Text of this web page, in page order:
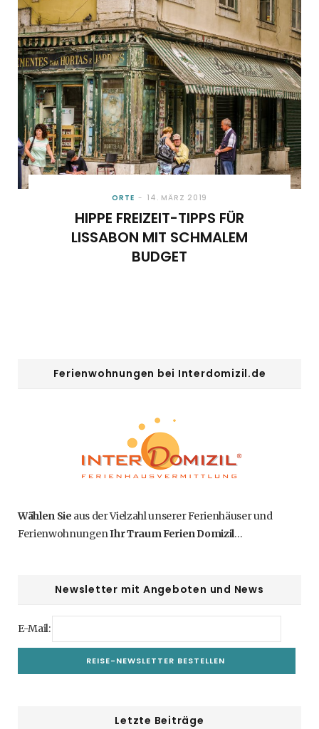
o
k
t
e
r
)
g
r
a
m
e
s
t
b
e
ORTE 14. MÄRZ 2019
HIPPE FREIZEIT-TIPPS FÜR
LISSABON MIT SCHMALEM
BUDGET
Ferienwohnungen bei Interdomizil.de
Wählen Sie aus der Vielzahl unserer Ferienhäuser und
FerienwohnungenIhr Traum Ferien Domizil…
Newsletter mit Angeboten und News
E-Mail:
Letzte Beiträge